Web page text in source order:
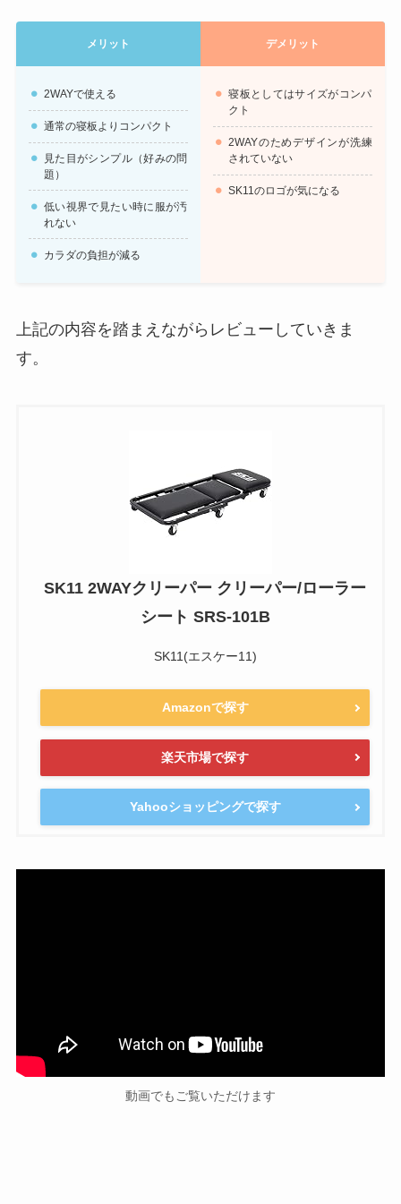
メリット デメリット
2WAYで使える
通常の寝板よりコンパクト
見た目がシンプル（好みの問
題）
低い視界で見たい時に服が汚
れない
カラダの負担が減る
寝板としてはサイズがコンパ
クト
2WAYのためデザインが洗練
されていない
SK11のロゴが気になる
上記の内容を踏まえながらレビューしていきま
す。
SK11 2WAYクリーパー クリーパー/ローラー
シート SRS-101B
SK11(エスケー11)
Amazonで探す
楽天市場で探す
Yahooショッピングで探す
動画でもご覧いただけます